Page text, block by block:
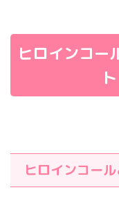
ヒロインコー
ヒロインコー